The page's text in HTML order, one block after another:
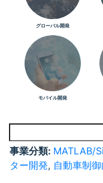
グローバル開発
モバイル開発
事業分類: MATLAB/
ター開発, 自動車制